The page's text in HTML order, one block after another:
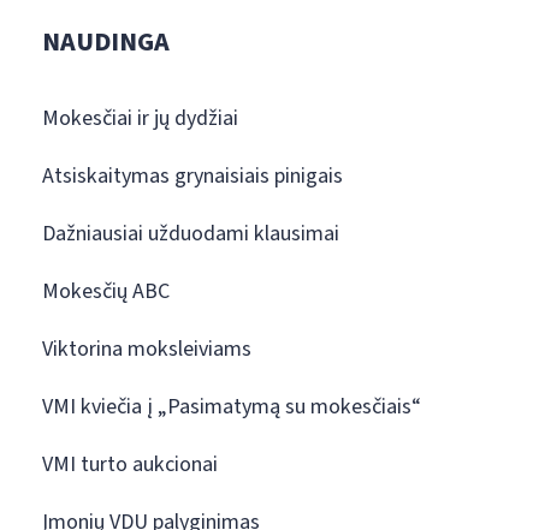
NAUDINGA
Mokesčiai ir jų dydžiai
Atsiskaitymas grynaisiais pinigais
Dažniausiai užduodami klausimai
Mokesčių ABC
Viktorina moksleiviams
VMI kviečia į „Pasimatymą su mokesčiais“
VMI turto aukcionai
Įmonių VDU palyginimas